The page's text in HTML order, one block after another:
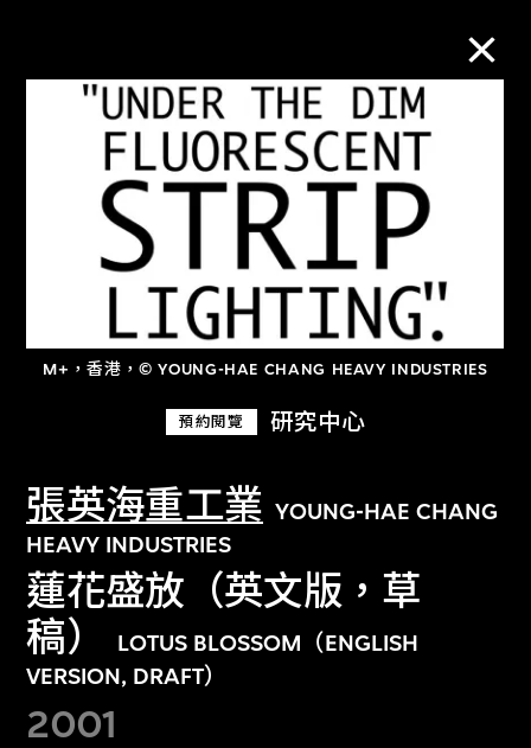
M+，香港，© YOUNG-HAE CHANG HEAVY INDUSTRIES
預約閱覽 研究中心
張英海重工業 YOUNG-HAE CHANG
HEAVY INDUSTRIES
蓮花盛放（英文版，草
稿）
LOTUS BLOSSOM（ENGLISH
VERSION, DRAFT）
2001
M+藏品
進一步篩選
關於M+藏品
探索世界頂級的二十及二十一世紀視覺
文化藏品。